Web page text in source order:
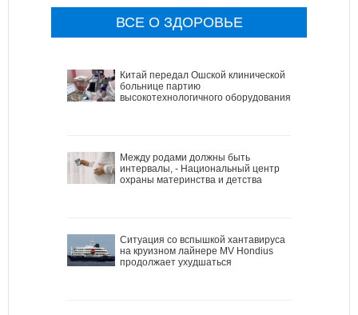
ВСЕ О ЗДОРОВЬЕ
Китай передал Ошской клинической
больнице партию
высокотехнологичного оборудования
Между родами должны быть
интервалы, - Национальный центр
охраны материнства и детства
Ситуация со вспышкой хантавируса
на круизном лайнере MV Hondius
продолжает ухудшаться